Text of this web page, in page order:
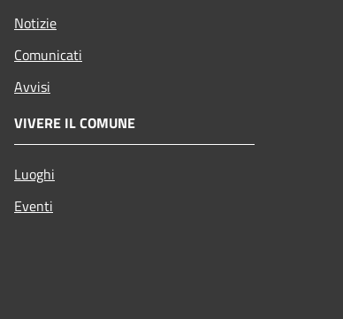
Notizie
Comunicati
Avvisi
VIVERE IL COMUNE
Luoghi
Eventi